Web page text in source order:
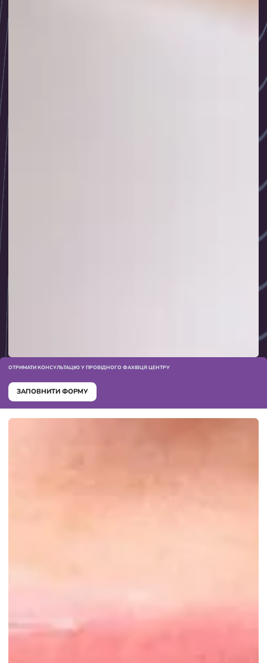
ОТРИМАТИ КОНСУЛЬТАЦІЮ У ПРОВІДНОГО ФАХІВЦЯ ЦЕНТРУ
ЗАПОВНИТИ ФОРМУ